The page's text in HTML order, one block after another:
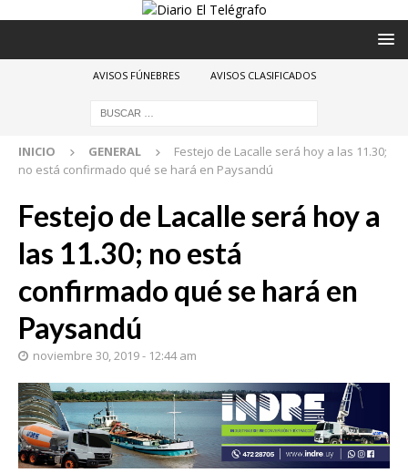
AVISOS FÚNEBRES AVISOS CLASIFICADOS
INICIO GENERAL
Festejo de Lacalle será hoy a las 11.30;
no está confirmado qué se hará en Paysandú
Festejo de Lacalle será hoy a
las 11.30; no está
confirmado qué se hará en
Paysandú
noviembre 30, 2019 - 12:44 am